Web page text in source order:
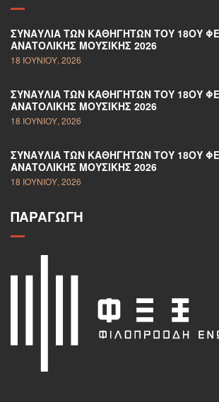
ΣΥΝΑΥΛΊΑ ΤΩΝ ΚΑΘΗΓΗΤΏΝ ΤΟΥ 18ΟΥ
ΑΝΑΤΟΛΙΚΉΣ ΜΟΥΣΙΚΉΣ 2026
18 ΙΟΥΝΊΟΥ, 2026
ΣΥΝΑΥΛΊΑ ΤΩΝ ΚΑΘΗΓΗΤΏΝ ΤΟΥ 18ΟΥ
ΑΝΑΤΟΛΙΚΉΣ ΜΟΥΣΙΚΉΣ 2026
18 ΙΟΥΝΊΟΥ, 2026
ΣΥΝΑΥΛΊΑ ΤΩΝ ΚΑΘΗΓΗΤΏΝ ΤΟΥ 18ΟΥ
ΑΝΑΤΟΛΙΚΉΣ ΜΟΥΣΙΚΉΣ 2026
18 ΙΟΥΝΊΟΥ, 2026
ΠΑΡΑΓΩΓΉ